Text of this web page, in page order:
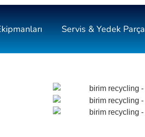
Servis & Yedek Parça